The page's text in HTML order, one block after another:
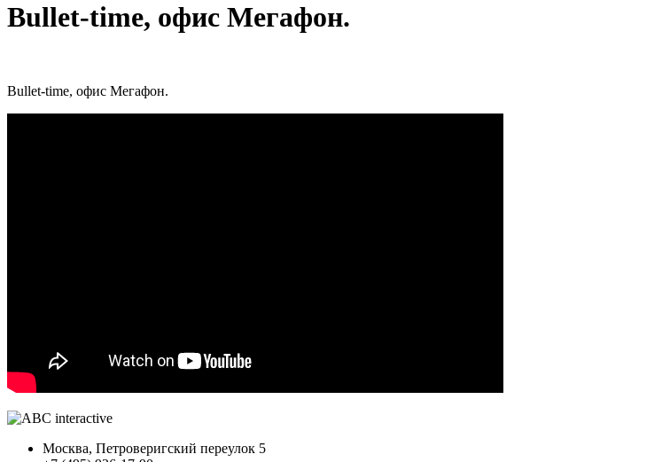
Bullet-time, офис Мегафон.
Bullet-time, офис Мегафон.
Москва, Петроверигский переулок 5